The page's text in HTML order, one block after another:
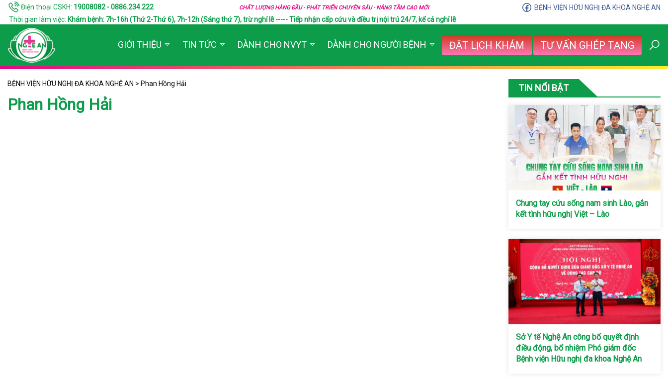
Điện thoại CSKH: 19008082 - 0886.234.222 CHẤT LƯỢNG HÀNG ĐẦU - PHÁT TRIỂN CHUYÊN SÂU - NÂNG TẦM CAO MỚI
BỆNH VIỆN HỮU NGHỊ ĐA KHOA NGHỆ AN
Thời gian làm việc: Khám bệnh: 7h-16h (Thứ 2-Thứ 6), 7h-12h (Sáng thứ 7), trừ nghỉ lễ ----- Tiếp nhận cấp cứu và điều trị nội trú 24/7, kể cả nghỉ lễ
GIỚI THIỆU TIN TỨC DÀNH CHO NVYT DÀNH CHO NGƯỜI BỆNH ĐẶT LỊCH KHÁM TƯ VẤN GHÉP TẠNG
BỆNH VIỆN HỮU NGHỊ ĐA KHOA NGHỆ AN > Phan Hồng Hải
Phan Hồng Hải
TIN NỔI BẬT
Chung tay cứu sống nam sinh Lào, gắn
kết tình hữu nghị Việt – Lào
Sở Y tế Nghệ An công bố quyết định
điều động, bổ nhiệm Phó giám đốc
Bệnh viện Hữu nghị đa khoa Nghệ An